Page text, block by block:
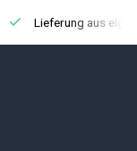
Lieferung aus